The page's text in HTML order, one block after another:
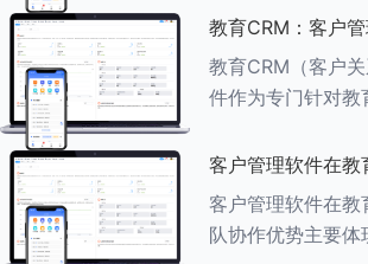
述其助力作用： ###一、学员
信息管理 客户管理软件具备强
大的学员信息管理
中存储
教育CRM：客户
增强教育品牌影响
教育CRM（客户
件作为专门针对教
影响力方面发挥着
下详细分析教育
助力提升教育品牌
###一、
客户管理软件在教
队协作优势
客户管理软件在教
队协作优势主要体